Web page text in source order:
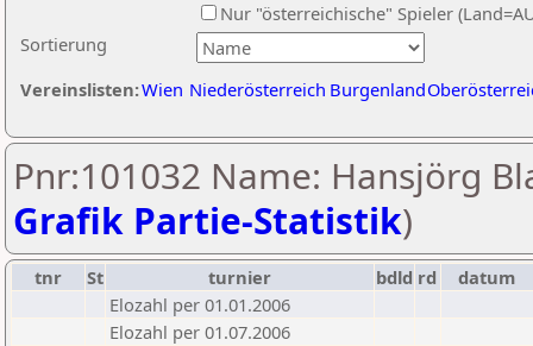
Sortierung
Nur "österreichische" Spieler
Vereinslisten:Wien Niederösterreich Burgenland
Pnr:101032 Name: Hansjörg
Grafik Partie-Statistik)
tnr St turnier bdld rd
datum
Elozahl per 01.01.2006
Elozahl per 01.07.2006